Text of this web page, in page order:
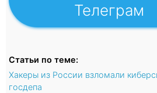
Телеграм
Статьи по теме:
Хакеры из России взломали
госдепа